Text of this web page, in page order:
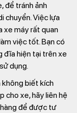
để tránh ảnh
chuyển. Việc lựa
xe máy rất quan
việc tốt. Bạn có
đĩa hiện tại trên xe
dụng.
không biết kích
cho xe, hãy liên hệ
để được tư